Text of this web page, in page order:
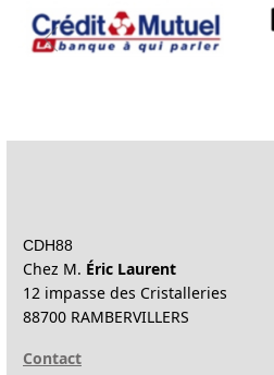
CDH88
Chez M. Éric Laurent
12 impasse des Cristalleries
88700 RAMBERVILLERS
Contact